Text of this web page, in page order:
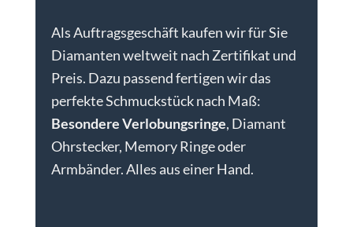
Als Auftragsgeschäft kaufen wir für Sie
Diamanten weltweit nach Zertifikat und
Preis. Dazu passend fertigen wir das
perfekte Schmuckstück nach Maß:
Besondere Verlobungsringe, Diamant
Ohrstecker, Memory Ringe oder
Armbänder. Alles aus einer Hand.